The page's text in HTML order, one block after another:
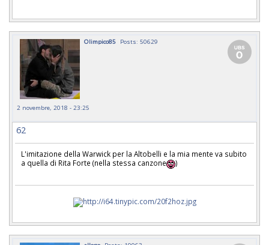
Olimpico85 Posts: 50629
2 novembre, 2018 - 23:25
62
L'imitazione della Warwick per la Altobelli e la mia mente va subito
a quella di Rita Forte (nella stessa canzone
)